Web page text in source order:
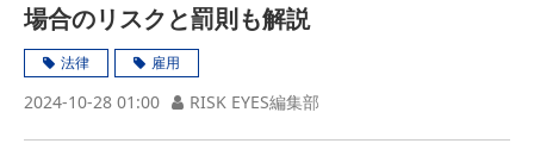
場合のリスクと罰則も解説
法律 雇用
2024-10-28 01:00 RISK EYES編集部